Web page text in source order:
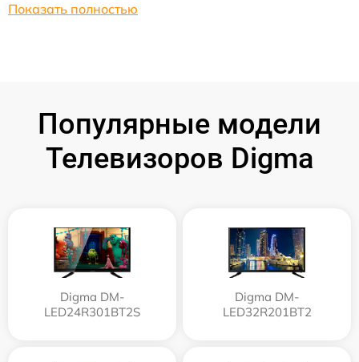
Показать полностью
Популярные модели
Телевизоров Digma
Digma DM-
LED24R301BT2S
Digma DM-
LED32R201BT2